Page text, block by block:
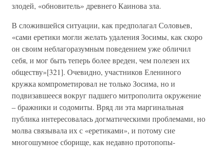
злодей, «обновитель» древнего Каинова зла.
В сложившейся ситуации, как предполагал Соловьев,
«сами еретики могли желать удаления Зосимы, как скоро
он своим неблагоразумным поведением уже обличил
себя, и мог быть теперь более вреден, чем полезен их
обществу»[321]. Очевидно, участников Елениного
кружка компрометировал не только Зосима, но и
подвизавшееся вокруг падшего митрополита окружение
– бражники и содомиты. Вряд ли эта маргинальная
публика интересовалась догматическими проблемами, но
молва связывала их с «еретиками», и потому сие
многошумное сборище, как недавно протопопы-